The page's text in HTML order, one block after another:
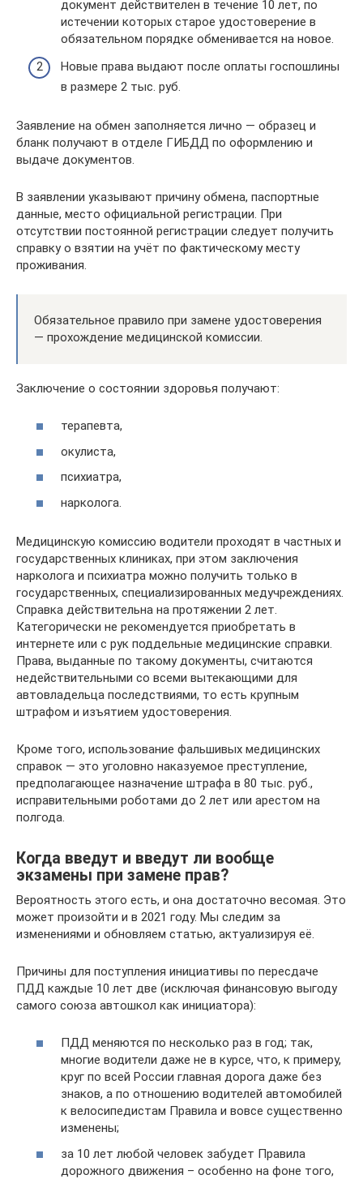
документ действителен в течение 10 лет, по
истечении которых старое удостоверение в
обязательном порядке обменивается на новое.
Новые права выдают после оплаты госпошлины
в размере 2 тыс. руб.
Заявление на обмен заполняется лично — образец и
бланк получают в отделе ГИБДД по оформлению и
выдаче документов.
В заявлении указывают причину обмена, паспортные
данные, место официальной регистрации. При
отсутствии постоянной регистрации следует получить
справку о взятии на учёт по фактическому месту
проживания.
Обязательное правило при замене удостоверения
— прохождение медицинской комиссии.
Заключение о состоянии здоровья получают:
терапевта,
окулиста,
психиатра,
нарколога.
Медицинскую комиссию водители проходят в частных и
государственных клиниках, при этом заключения
нарколога и психиатра можно получить только в
государственных, специализированных медучреждениях.
Справка действительна на протяжении 2 лет.
Категорически не рекомендуется приобретать в
интернете или с рук поддельные медицинские справки.
Права, выданные по такому документы, считаются
недействительными со всеми вытекающими для
автовладельца последствиями, то есть крупным
штрафом и изъятием удостоверения.
Кроме того, использование фальшивых медицинских
справок — это уголовно наказуемое преступление,
предполагающее назначение штрафа в 80 тыс. руб.,
исправительными роботами до 2 лет или арестом на
полгода.
Когда введут и введут ли вообще
экзамены при замене прав?
Вероятность этого есть, и она достаточно весомая. Это
может произойти и в 2021 году. Мы следим за
изменениями и обновляем статью, актуализируя её.
Причины для поступления инициативы по пересдаче
ПДД каждые 10 лет две (исключая финансовую выгоду
самого союза автошкол как инициатора):
ПДД меняются по несколько раз в год; так,
многие водители даже не в курсе, что, к примеру,
круг по всей России главная дорога даже без
знаков, а по отношению водителей автомобилей
к велосипедистам Правила и вовсе существенно
изменены;
за 10 лет любой человек забудет Правила
дорожного движения – особенно на фоне того,